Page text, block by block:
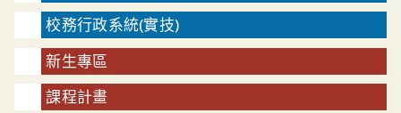
校務行政系統(實技)
新生專區
課程計畫